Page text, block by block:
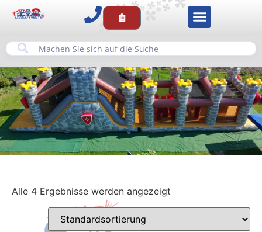
Alle 4 Ergebnisse werden angezeigt